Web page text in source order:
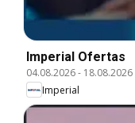
Imperial Ofertas
04.08.2026- 18.08.2026
Imperial